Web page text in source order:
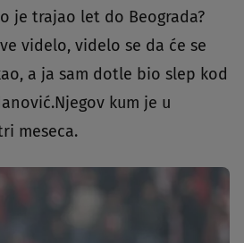
je trajao let do Beograda?
videlo, videlo se da će se
a ja sam dotle bio slep kod
kum je u
meseca.